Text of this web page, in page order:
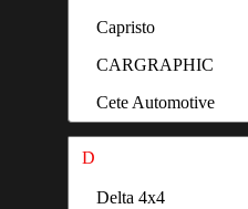
Capristo
CARGRAPHIC
Cete Automotive
D
Delta 4x4